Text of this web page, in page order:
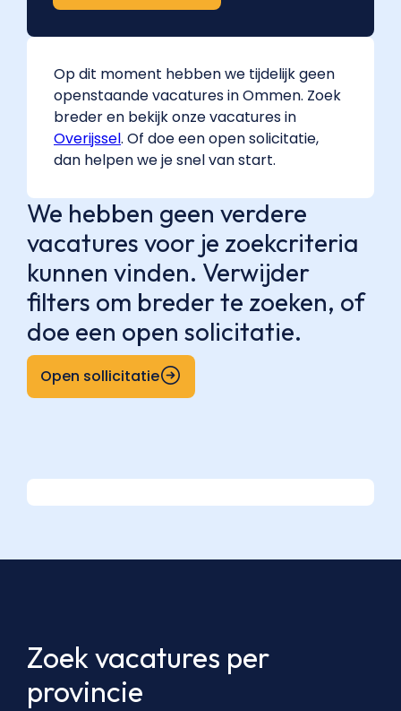
Op dit moment hebben we tijdelijk geen
openstaande vacatures in Ommen. Zoek
breder en bekijk onze vacatures in
Overijssel. Of doe een open solicitatie,
dan helpen we je snel van start.
We hebben geen verdere
vacatures voor je zoekcriteria
kunnen vinden. Verwijder
filters om breder te zoeken, of
doe een open solicitatie.
Open sollicitatie
Zoek vacatures per
provincie